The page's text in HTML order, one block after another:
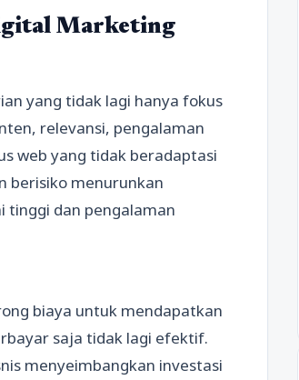
Marketing
yang tidak lagi hanya fokus
relevansi, pengalaman
web yang tidak beradaptasi
berisiko menurunkan
tinggi dan pengalaman
biaya untuk mendapatkan
saja tidak lagi efektif.
menyeimbangkan investasi